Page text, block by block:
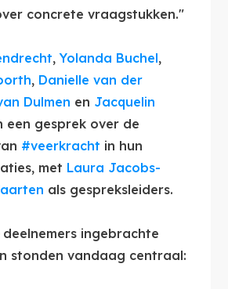
concrete vraagstukken."
,Yolanda Buchel,
, Danielle van der
Dulmen en Jacquelin
een gesprek over de
#veerkracht in hun
met Laura Jacobs-
als gespreksleiders.
ingebrachte
stonden vandaag centraal: